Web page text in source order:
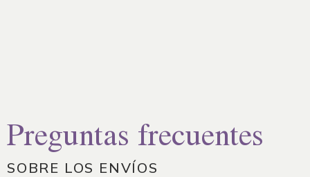
Preguntas frecuentes
SOBRE LOS ENVÍOS